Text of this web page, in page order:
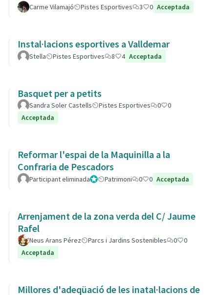
Carme Vilamajó Pistes Esportives 3 0 Acceptada
Instal·lacions esportives a Valldemar
Stella Pistes Esportives 8 4 Acceptada
Basquet per a petits
Sandra Soler Castells Pistes Esportives 0
0
Acceptada
Reformar l'espai de la Maquinilla a la
Confraria de Pescadors
Participant eliminadaAdministrador
Patrimoni 0 0 Acceptada
Arrenjament de la zona verda del C/ Jaume
Rafel
Neus Arans Pérez Parcs i Jardins Sostenibles 0
0
Acceptada
Millores d'adeqüació de les inatal·lacions de